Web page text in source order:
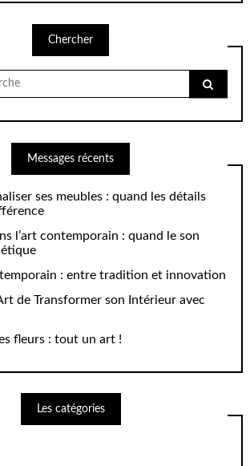
Chercher
Messages récents
ses meubles : quand les détails
l’art contemporain : quand le son
: entre tradition et innovation
de Transformer son Intérieur avec
fleurs : tout un art !
Les catégories